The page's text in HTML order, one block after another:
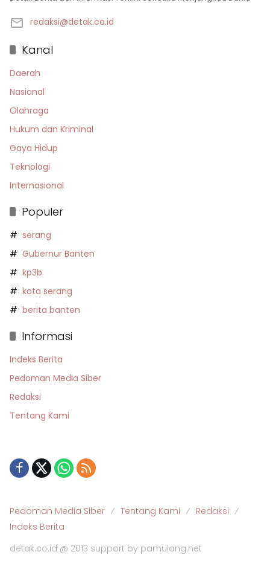
redaksi@detak.co.id
Kanal
Daerah
Nasional
Olahraga
Hukum dan Kriminal
Gaya Hidup
Teknologi
Internasional
Populer
serang
Gubernur Banten
kp3b
kota serang
berita banten
Informasi
Indeks Berita
Pedoman Media Siber
Redaksi
Tentang Kami
Pedoman Media Siber Tentang Kami
Redaksi
Indeks Berita
detak.co.id @ 2013 support by pamulang.net